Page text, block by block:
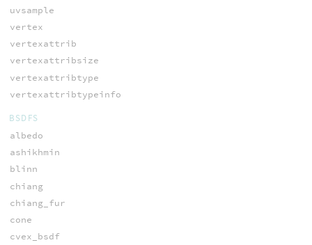
uvsample
vertex
vertexattrib
vertexattribsize
vertexattribtype
vertexattribtypeinfo
BSDFS
albedo
ashikhmin
blinn
chiang
chiang_fur
cone
cvex_bsdf